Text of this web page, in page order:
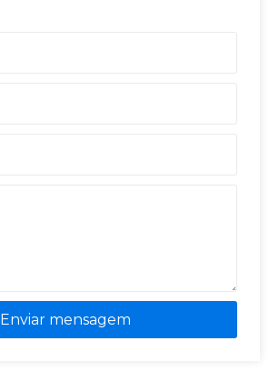
Enviar mensagem